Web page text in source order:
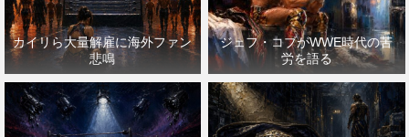
カイリら大量解雇に海外ファン
悲鳴
ジェフ・コブがWWE時代の苦
労を語る